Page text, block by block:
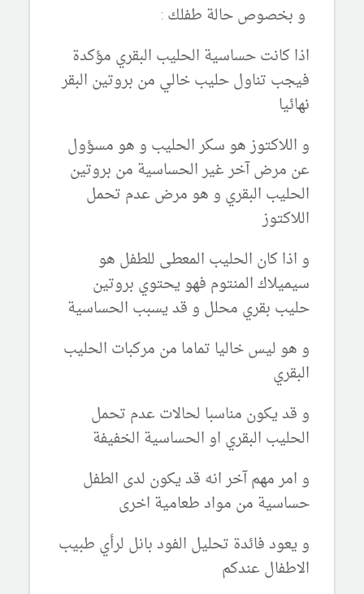
و بخصوص حالة طفلك :
اذا كانت حساسية الحليب البقري مؤكدة
فيجب تناول حليب خالي من بروتين البقر
نهائيا
و اللاكتوز هو سكر الحليب و هو مسؤول
عن مرض آخر غير الحساسية من بروتين
الحليب البقري و هو مرض عدم تحمل
اللاكتوز
و اذا كان الحليب المعطى للطفل هو
سيميلاك المنتوم فهو يحتوي بروتين
حليب بقري محلل و قد يسبب الحساسية
و هو ليس خاليا تماما من مركبات الحليب
البقري
و قد يكون مناسبا لحالات عدم تحمل
الحليب البقري او الحساسية الخفيفة
و امر مهم آخر انه قد يكون لدى الطفل
حساسية من مواد طعامية اخرى
و يعود فائدة تحليل الفود بانل لرأي طبيب
الاطفال عندكم